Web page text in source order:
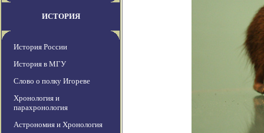
ИСТОРИЯ
История России
История в МГУ
Слово о полку Игореве
Хронология и
парахронология
Астрономия и Хронология